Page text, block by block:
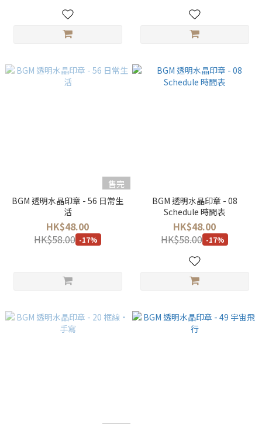
售完
BGM 透明水晶印章 - 56 日常生
活
HK$48.00
HK$58.00 -17%
BGM 透明水晶印章 - 08
Schedule 時間表
HK$48.00
HK$58.00 -17%